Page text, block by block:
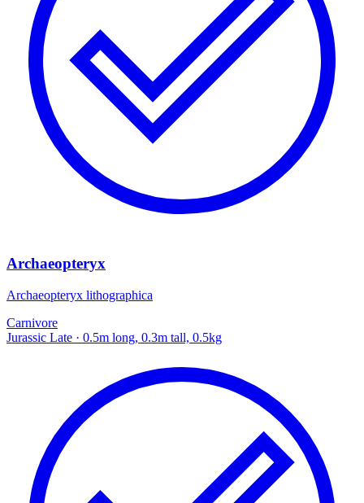
Archaeopteryx
Archaeopteryx lithographica
Carnivore
Jurassic Late · 0.5m long, 0.3m tall, 0.5kg